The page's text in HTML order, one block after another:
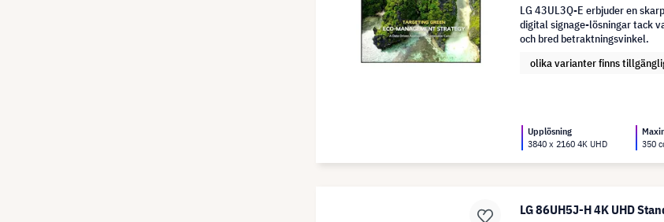
LG 43UL3Q-E erbjuder en
digital signage-lösningar tack
och bred betraktningsvinkel.
olika varianter finns
Upplösning
3840 x 2160 4K UHD
350
LG 86UH5J-H 4K UHD